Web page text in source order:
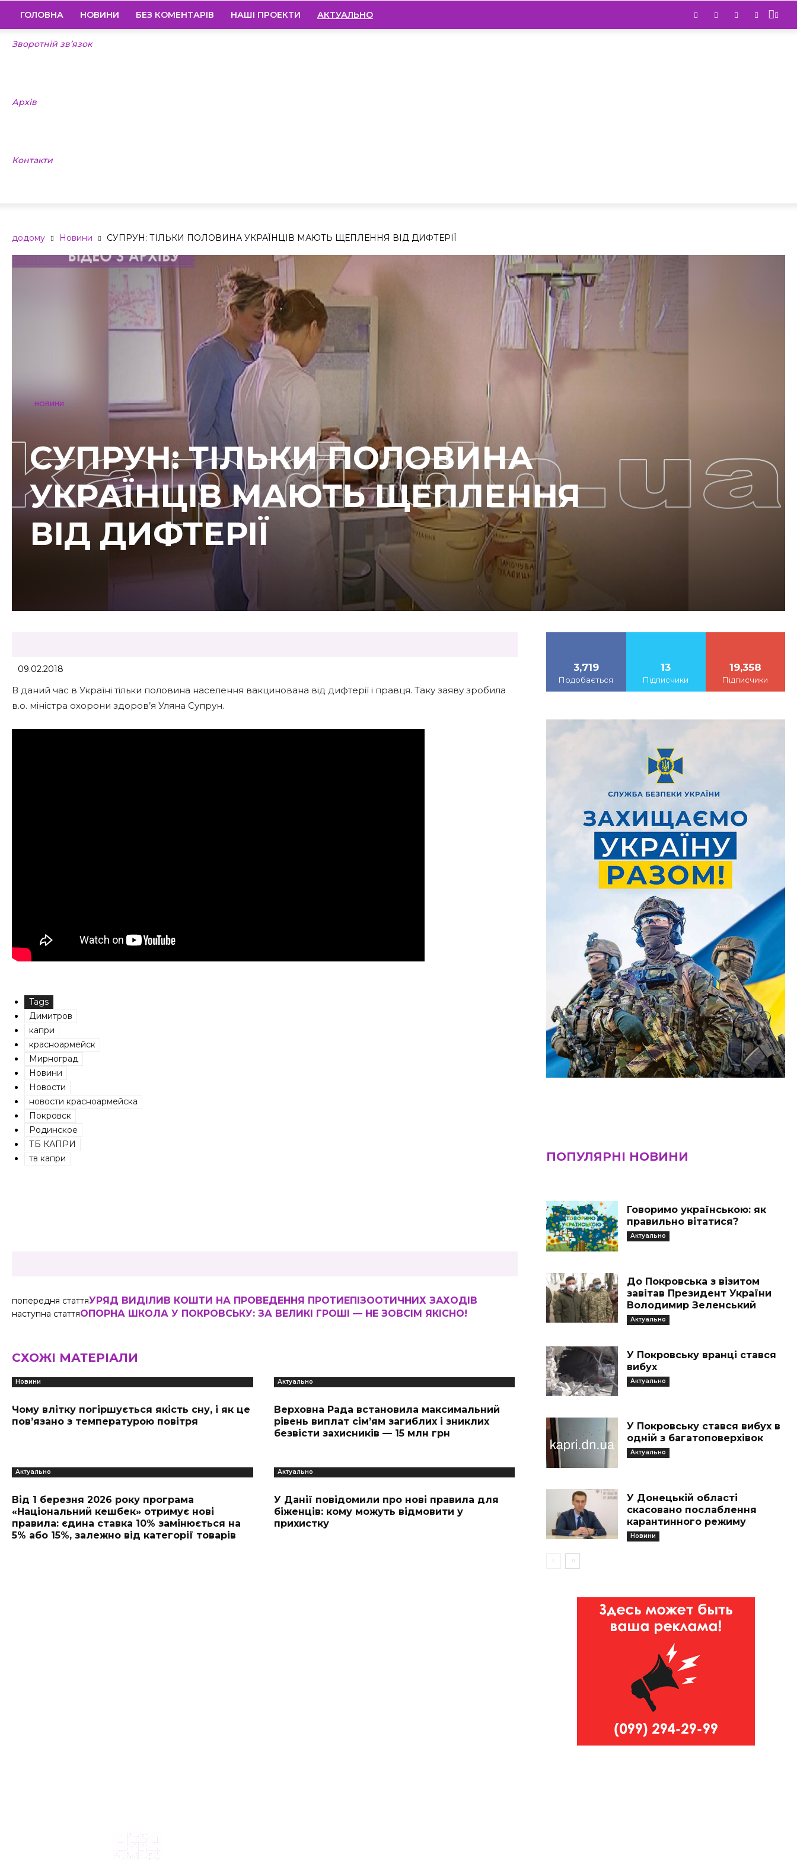
ГОЛОВНА НОВИНИ БЕЗ КОМЕНТАРІВ НАШІ ПРОЕКТИ АКТУАЛЬНО
Зворотній зв’язок
Архів
Контакти
додому Новини СУПРУН: ТІЛЬКИ ПОЛОВИНА УКРАЇНЦІВ МАЮТЬ ЩЕПЛЕННЯ ВІД ДИФТЕРІЇ
НОВИНИ
СУПРУН: ТІЛЬКИ ПОЛОВИНА
УКРАЇНЦІВ МАЮТЬ ЩЕПЛЕННЯ
ВІД ДИФТЕРІЇ
09.02.2018
В даний час в Україні тільки половина населення вакцинована від дифтерії і правця. Таку заяву зробила
в.о. міністра охорони здоров’я Уляна Супрун.
Tags
Димитров
капри
красноармейск
Мирноград
Новини
Новости
новости красноармейска
Покровск
Родинское
ТБ КАПРИ
тв капри
попередня статтяУРЯД ВИДІЛИВ КОШТИ НА ПРОВЕДЕННЯ ПРОТИЕПІЗООТИЧНИХ ЗАХОДІВ
наступна статтяОПОРНА ШКОЛА У ПОКРОВСЬКУ: ЗА ВЕЛИКІ ГРОШІ — НЕ ЗОВСІМ ЯКІСНО!
СХОЖІ МАТЕРІАЛИ
Новини
Чому влітку погіршується якість сну, і як це
пов’язано з температурою повітря
Актуально
Верховна Рада встановила максимальний
рівень виплат сім’ям загиблих і зниклих
безвісти захисників — 15 млн грн
Актуально
Від 1 березня 2026 року програма
«Національний кешбек» отримує нові
правила: єдина ставка 10% замінюється на
5% або 15%, залежно від категорії товарів
Актуально
У Данії повідомили про нові правила для
біженців: кому можуть відмовити у
прихистку
3,719
Подобається
13
Підписчики
19,358
Підписчики
ПОПУЛЯРНІ НОВИНИ
Говоримо українською: як
правильно вітатися?
Актуально
До Покровська з візитом
завітав Президент України
Володимир Зеленський
Актуально
У Покровську вранці стався
вибух
Актуально
У Покровську стався вибух в
одній з багатоповерхівок
Актуально
У Донецькій області
скасовано послаблення
карантинного режиму
Новини